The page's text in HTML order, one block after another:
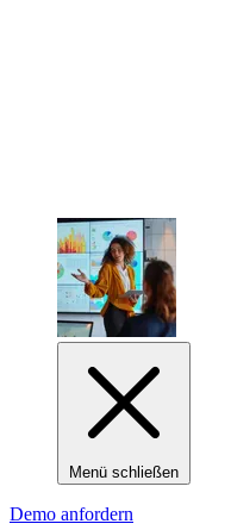
Menü schließen
Demo anfordern